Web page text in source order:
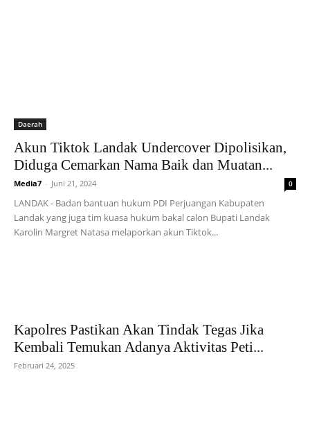
Daerah
Akun Tiktok Landak Undercover Dipolisikan,
Diduga Cemarkan Nama Baik dan Muatan...
Media7 - Juni 21, 2024 0
LANDAK - Badan bantuan hukum PDI Perjuangan Kabupaten
Landak yang juga tim kuasa hukum bakal calon Bupati Landak
Karolin Margret Natasa melaporkan akun Tiktok...
Kapolres Pastikan Akan Tindak Tegas Jika
Kembali Temukan Adanya Aktivitas Peti...
Februari 24, 2025